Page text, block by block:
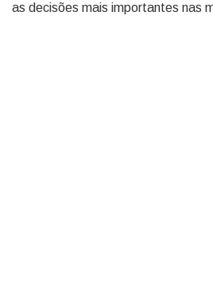
as decisões mais importantes nas